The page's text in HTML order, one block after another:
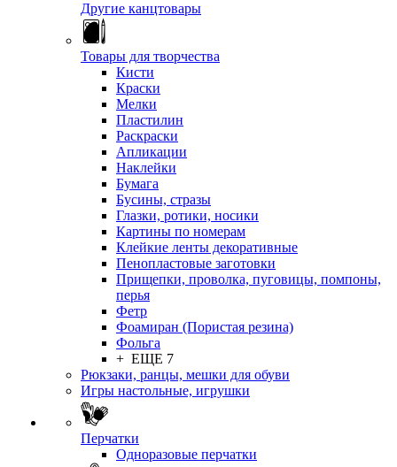
Другие канцтовары
Товары для творчества
Кисти
Краски
Мелки
Пластилин
Раскраски
Апликации
Наклейки
Бумага
Бусины, стразы
Глазки, ротики, носики
Картины по номерам
Клейкие ленты декоративные
Пенопластовые заготовки
Прищепки, проволка, пуговицы, помпоны,
перья
Фетр
Фоамиран (Пористая резина)
Фольга
+ ЕЩЕ 7
Рюкзаки, ранцы, мешки для обуви
Игры настольные, игрушки
Перчатки
Одноразовые перчатки